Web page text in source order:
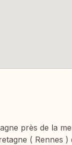
près de la
( Rennes